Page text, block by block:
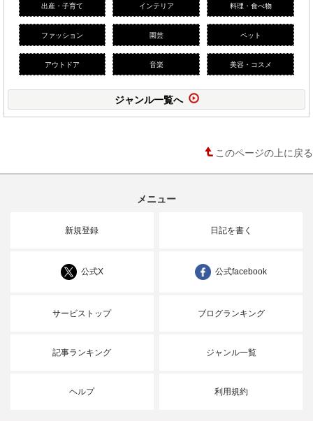
出産・子育て インテリア 料理・食べ物
ファッション 園芸 ペット
アウトドア 音楽 美容・コスメ
ジャンル一覧へ
このページの上に戻る
メニュー
新規登録 日記を書く
公式X 公式facebook
サービストップ ブログランキング
記事ランキング ジャンル一覧
ヘルプ 利用規約